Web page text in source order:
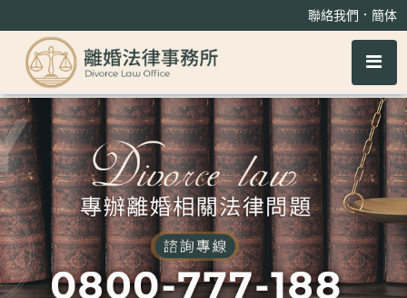
聯絡我們 ． 簡体